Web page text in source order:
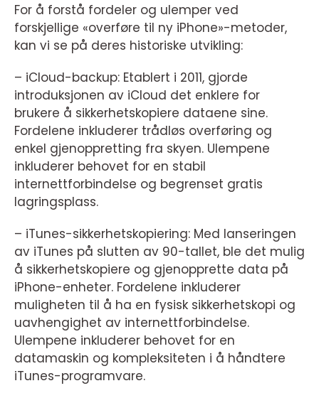
For å forstå fordeler og ulemper ved
forskjellige «overføre til ny iPhone»-metoder,
kan vi se på deres historiske utvikling:
– iCloud-backup: Etablert i 2011, gjorde
introduksjonen av iCloud det enklere for
brukere å sikkerhetskopiere dataene sine.
Fordelene inkluderer trådløs overføring og
enkel gjenoppretting fra skyen. Ulempene
inkluderer behovet for en stabil
internettforbindelse og begrenset gratis
lagringsplass.
– iTunes-sikkerhetskopiering: Med lanseringen
av iTunes på slutten av 90-tallet, ble det mulig
å sikkerhetskopiere og gjenopprette data på
iPhone-enheter. Fordelene inkluderer
muligheten til å ha en fysisk sikkerhetskopi og
uavhengighet av internettforbindelse.
Ulempene inkluderer behovet for en
datamaskin og kompleksiteten i å håndtere
iTunes-programvare.